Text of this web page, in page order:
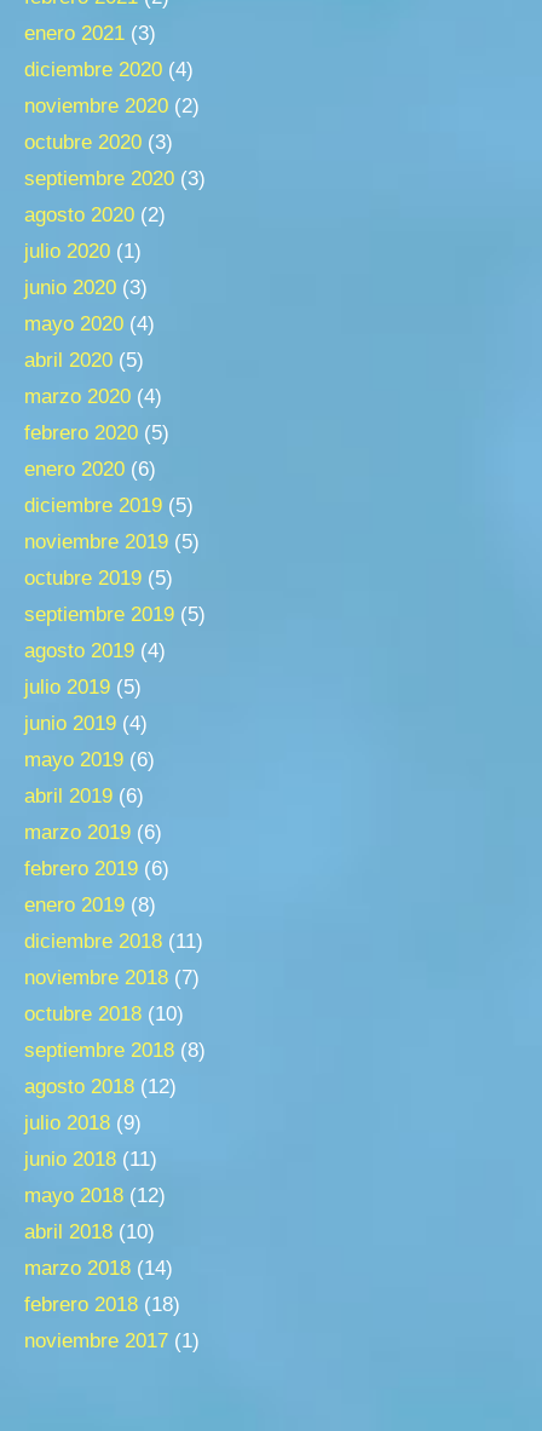
enero 2021 (3)
diciembre 2020 (4)
noviembre 2020 (2)
octubre 2020 (3)
septiembre 2020 (3)
agosto 2020 (2)
julio 2020 (1)
junio 2020 (3)
mayo 2020 (4)
abril 2020 (5)
marzo 2020 (4)
febrero 2020 (5)
enero 2020 (6)
diciembre 2019 (5)
noviembre 2019 (5)
octubre 2019 (5)
septiembre 2019 (5)
agosto 2019 (4)
julio 2019 (5)
junio 2019 (4)
mayo 2019 (6)
abril 2019 (6)
marzo 2019 (6)
febrero 2019 (6)
enero 2019 (8)
diciembre 2018 (11)
noviembre 2018 (7)
octubre 2018 (10)
septiembre 2018 (8)
agosto 2018 (12)
julio 2018 (9)
junio 2018 (11)
mayo 2018 (12)
abril 2018 (10)
marzo 2018 (14)
febrero 2018 (18)
noviembre 2017 (1)